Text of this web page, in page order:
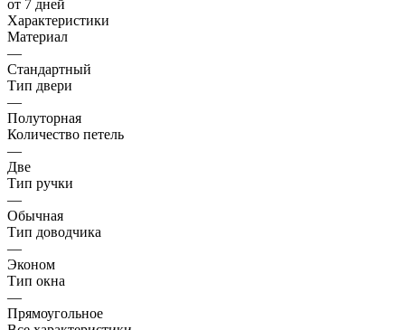
от 7 дней
Характеристики
Материал
—
Стандартный
Тип двери
—
Полуторная
Количество петель
—
Две
Тип ручки
—
Обычная
Тип доводчика
—
Эконом
Тип окна
—
Прямоугольное